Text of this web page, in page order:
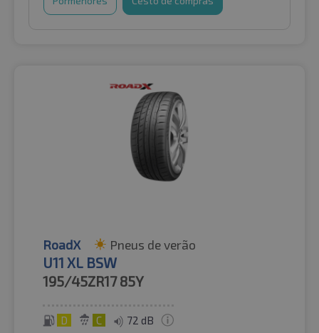
RoadX Pneus de verão
U11 XL BSW
195/45ZR17 85Y
D C 72 dB